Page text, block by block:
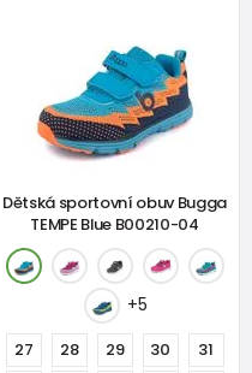
Dětská sportovní obuv Bugga
TEMPE Blue B00210-04
+5
27 28 29 30
31